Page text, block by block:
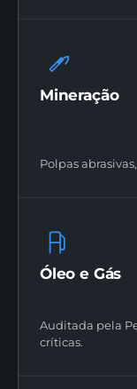
Mineração
Polpas
Óleo e Gás
Auditada pela
críticas.